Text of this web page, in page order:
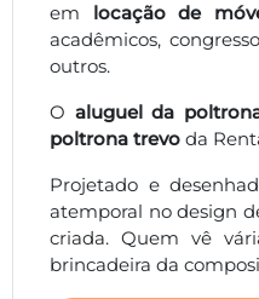
em locação de
acadêmicos,
outros.
O aluguel da
poltrona trevo da
Projetado e
atemporal no design
criada. Quem vê
brincadeira da